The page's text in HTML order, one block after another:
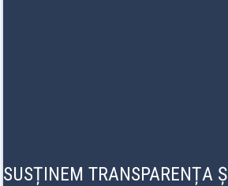
SUSȚINEM TRANSPARENȚA